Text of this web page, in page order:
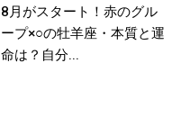
8月がスタート！赤のグル
ープ×○の牡羊座・本質と運
命は？自分...